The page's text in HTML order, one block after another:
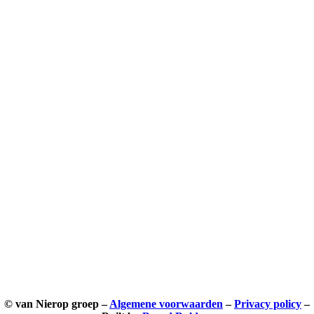
© van Nierop groep –Algemene voorwaarden –Privacy policy–